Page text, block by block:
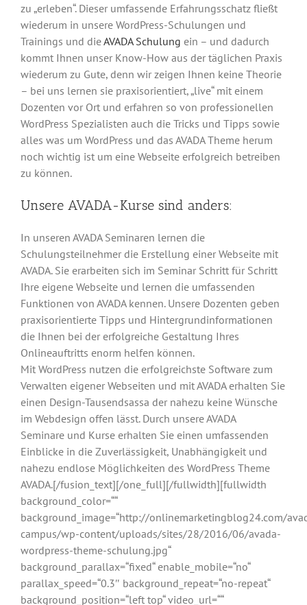
zu „erleben“. Dieser umfassende Erfahrungsschatz fließt
wiederum in unsere WordPress-Schulungen und
Trainings und dieAVADA Schulung ein – und dadurch
kommt Ihnen unser Know-How aus der täglichen Praxis
wiederum zu Gute, denn wir zeigen Ihnen keine Theorie
– bei uns lernen sie praxisorientiert, „live“ mit einem
Dozenten vor Ort und erfahren so von professionellen
WordPress Spezialisten auch die Tricks und Tipps sowie
alles was um WordPress und das AVADA Theme herum
noch wichtig ist um eine Webseite erfolgreich betreiben
zu können.
Unsere AVADA-Kurse sind anders:
In unseren AVADA Seminaren lernen die
Schulungsteilnehmer die Erstellung einer Webseite mit
AVADA. Sie erarbeiten sich im Seminar Schritt für Schritt
Ihre eigene Webseite und lernen die umfassenden
Funktionen von AVADA kennen. Unsere Dozenten geben
praxisorientierte Tipps und Hintergrundinformationen
die Ihnen bei der erfolgreiche Gestaltung Ihres
Onlineauftritts enorm helfen können.
Mit WordPress nutzen die erfolgreichste Software zum
Verwalten eigener Webseiten und mit AVADA erhalten Sie
einen Design-Tausendsassa der nahezu keine Wünsche
im Webdesign offen lässt. Durch unsere AVADA
Seminare und Kurse erhalten Sie einen umfassenden
Einblicke in die Zuverlässigkeit, Unabhängigkeit und
nahezu endlose Möglichkeiten des WordPress Theme
AVADA.[/fusion_text][/one_full][/fullwidth][fullwidth
background_color=““
background_image=“http://onlinemarketingblog24.com/
campus/wp-content/uploads/sites/28/2016/06/avada-
wordpress-theme-schulung.jpg“
background_parallax=“fixed“ enable_mobile=“no“
parallax_speed=“0.3″ background_repeat=“no-repeat“
background_position=“left top“ video_url=““